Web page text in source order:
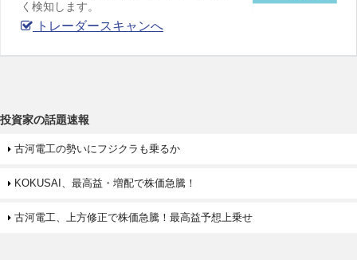
く検知します。
トレーダースキャンへ
投資家の話題速報
古河電工の勢いにフジクラも乗るか
KOKUSAI、最高益・増配で株価急騰！
古河電工、上方修正で株価急騰！最高益予想上乗せ